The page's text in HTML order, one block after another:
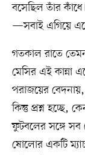
বসেছিল তাঁর
—সবাই এগিয়ে
গতকাল রাতে
মেসির এই কান্না
পরাজয়ের
কিন্তু প্রশ্ন হচ্ছে,
ফুটবলের সঙ্গে সব
ষোলোর একটি